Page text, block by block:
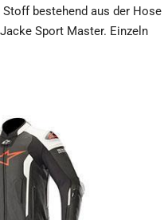
bestehend aus der Hose
Sport Master. Einzeln